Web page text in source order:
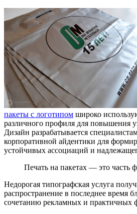
пакеты с логотипом широко
различного профиля для повышения
Дизайн разрабатывается
корпоративной айдентики для
устойчивых ассоциаций и
Печать на пакетах — это часть
Недорогая типографская услуга
распространение в последнее время
сочетанию рекламных и практичных